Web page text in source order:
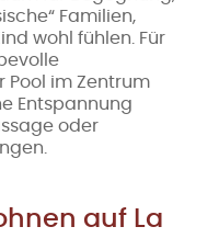
Familien,
wohl fühlen. Für
Pool im Zentrum
Entspannung
oder
auf La